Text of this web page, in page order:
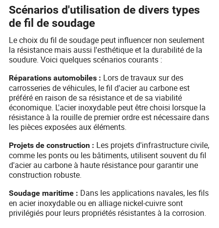
Scénarios d'utilisation de divers types
de fil de soudage
Le choix du fil de soudage peut influencer non seulement
la résistance mais aussi l'esthétique et la durabilité de la
soudure. Voici quelques scénarios courants :
Réparations automobiles : Lors de travaux sur des
carrosseries de véhicules, le fil d'acier au carbone est
préféré en raison de sa résistance et de sa viabilité
économique. L'acier inoxydable peut être choisi lorsque la
résistance à la rouille de premier ordre est nécessaire dans
les pièces exposées aux éléments.
Projets de construction : Les projets d'infrastructure civile,
comme les ponts ou les bâtiments, utilisent souvent du fil
d'acier au carbone à haute résistance pour garantir une
construction robuste.
Soudage maritime : Dans les applications navales, les fils
en acier inoxydable ou en alliage nickel-cuivre sont
privilégiés pour leurs propriétés résistantes à la corrosion.